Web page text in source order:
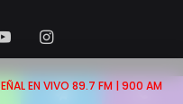
YouTubeInstagram
EN VIVO 89.7 FM | 900 AM